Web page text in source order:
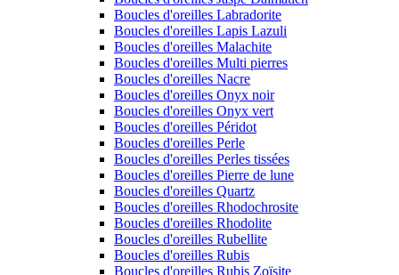
Boucles d'oreilles Labradorite
Boucles d'oreilles Lapis Lazuli
Boucles d'oreilles Malachite
Boucles d'oreilles Multi pierres
Boucles d'oreilles Nacre
Boucles d'oreilles Onyx noir
Boucles d'oreilles Onyx vert
Boucles d'oreilles Péridot
Boucles d'oreilles Perle
Boucles d'oreilles Perles tissées
Boucles d'oreilles Pierre de lune
Boucles d'oreilles Quartz
Boucles d'oreilles Rhodochrosite
Boucles d'oreilles Rhodolite
Boucles d'oreilles Rubellite
Boucles d'oreilles Rubis
Boucles d'oreilles Rubis Zoïsite